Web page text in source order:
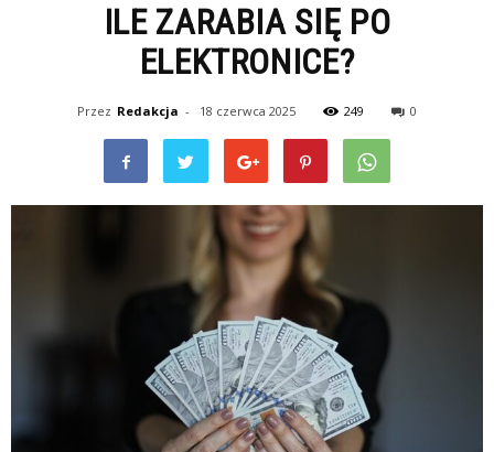
ILE ZARABIA SIĘ PO
ELEKTRONICE?
Przez Redakcja - 18 czerwca 2025 249 0